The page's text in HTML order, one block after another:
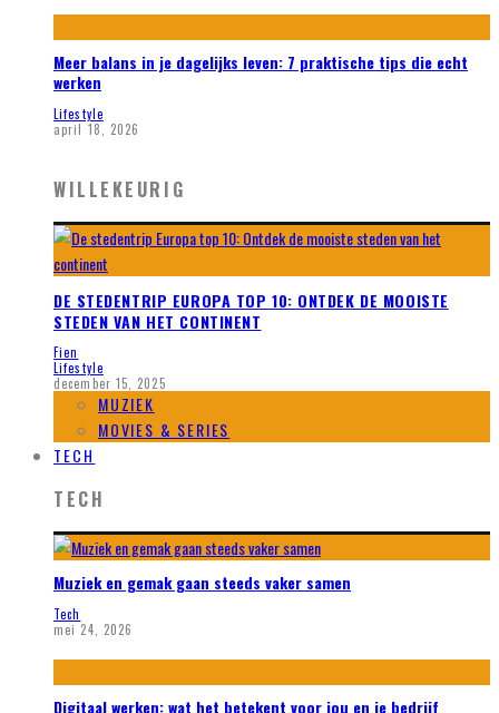
Meer balans in je dagelijks leven: 7 praktische tips die echt
werken
Lifestyle
april 18, 2026
WILLEKEURIG
DE STEDENTRIP EUROPA TOP 10: ONTDEK DE MOOISTE
STEDEN VAN HET CONTINENT
Fien
Lifestyle
december 15, 2025
MUZIEK
MOVIES & SERIES
TECH
TECH
Muziek en gemak gaan steeds vaker samen
Tech
mei 24, 2026
Digitaal werken: wat het betekent voor jou en je bedrijf